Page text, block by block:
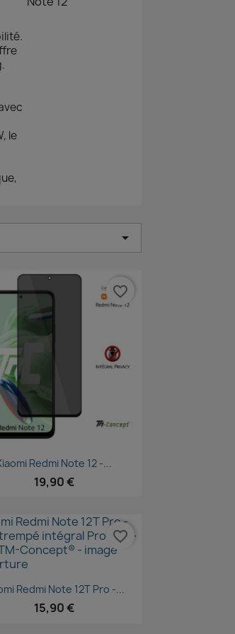
le

Aperçu rapide
Redmi Note 12 -...
19,90 €
favorite_border
Aperçu rapide
Redmi Note 12T Pro -...
15,90 €
favorite_border